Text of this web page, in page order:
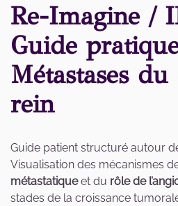
Re-Imagine /
Guide
Métastases
rein
Guide patient structuré autour
Visualisation des mécanismes
métastatiqueet du rôle de
stades de la croissance